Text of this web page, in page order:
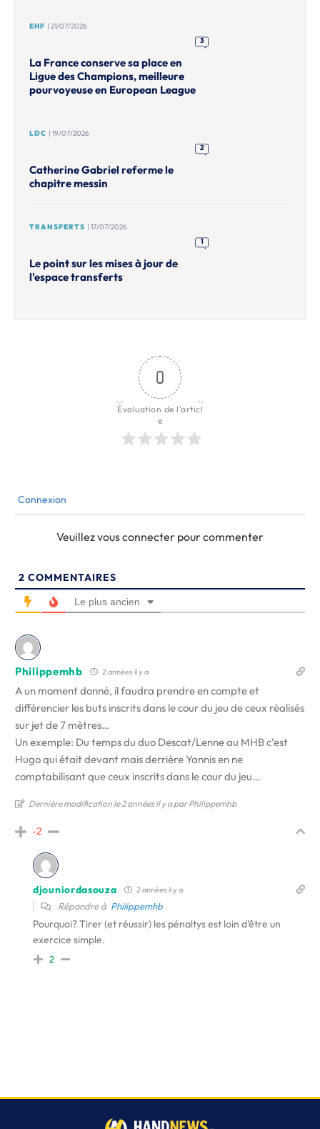
EHF | 21/07/2026
3
La France conserve sa place en
Ligue des Champions, meilleure
pourvoyeuse en European League
LDC | 19/07/2026
2
Catherine Gabriel referme le
chapitre messin
TRANSFERTS | 17/07/2026
1
Le point sur les mises à jour de
l'espace transferts
0
Évaluation de l'articl
e
Connexion
Veuillez vous connecter pour commenter
2 COMMENTAIRES
Le plus ancien
Philippemhb 2 années il y a
A un moment donné, il faudra prendre en compte et
différencier les buts inscrits dans le cour du jeu de ceux réalisés
sur jet de 7 mètres…
Un exemple: Du temps du duo Descat/Lenne au MHB c’est
Hugo qui était devant mais derrière Yannis en ne
comptabilisant que ceux inscrits dans le cour du jeu…
Dernière modification le 2 années il y a par Philippemhb
-2
djouniordasouza 2 années il y a
Répondre à Philippemhb
Pourquoi? Tirer (et réussir) les pénaltys est loin d’être un
exercice simple.
2